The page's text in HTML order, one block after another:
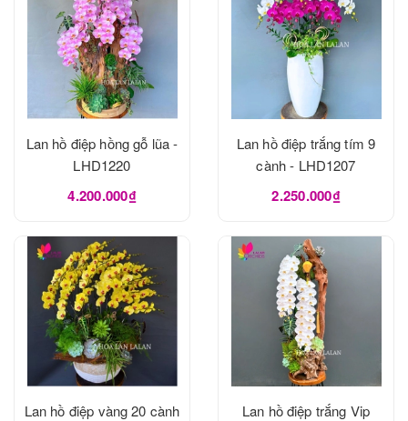
Lan hồ điệp hồng gỗ lũa -
LHD1220
4.200.000₫
Lan hồ điệp trắng tím 9
cành - LHD1207
2.250.000₫
Lan hồ điệp vàng 20 cành
Lan hồ điệp trắng Vip